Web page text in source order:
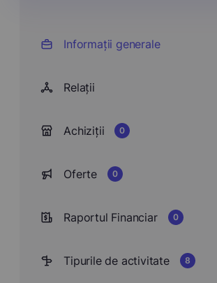
Informații generale
Relații
Achiziții 0
Oferte 0
Raportul Financiar 0
Tipurile de activitate 8